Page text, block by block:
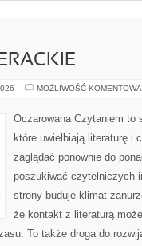
MOŻLIWOŚĆ
Oczarowana Czytaniem to
które uwielbiają literaturę i
zaglądać ponownie do
poszukiwać czytelniczych
strony buduje klimat
że kontakt z literaturą
To także droga do